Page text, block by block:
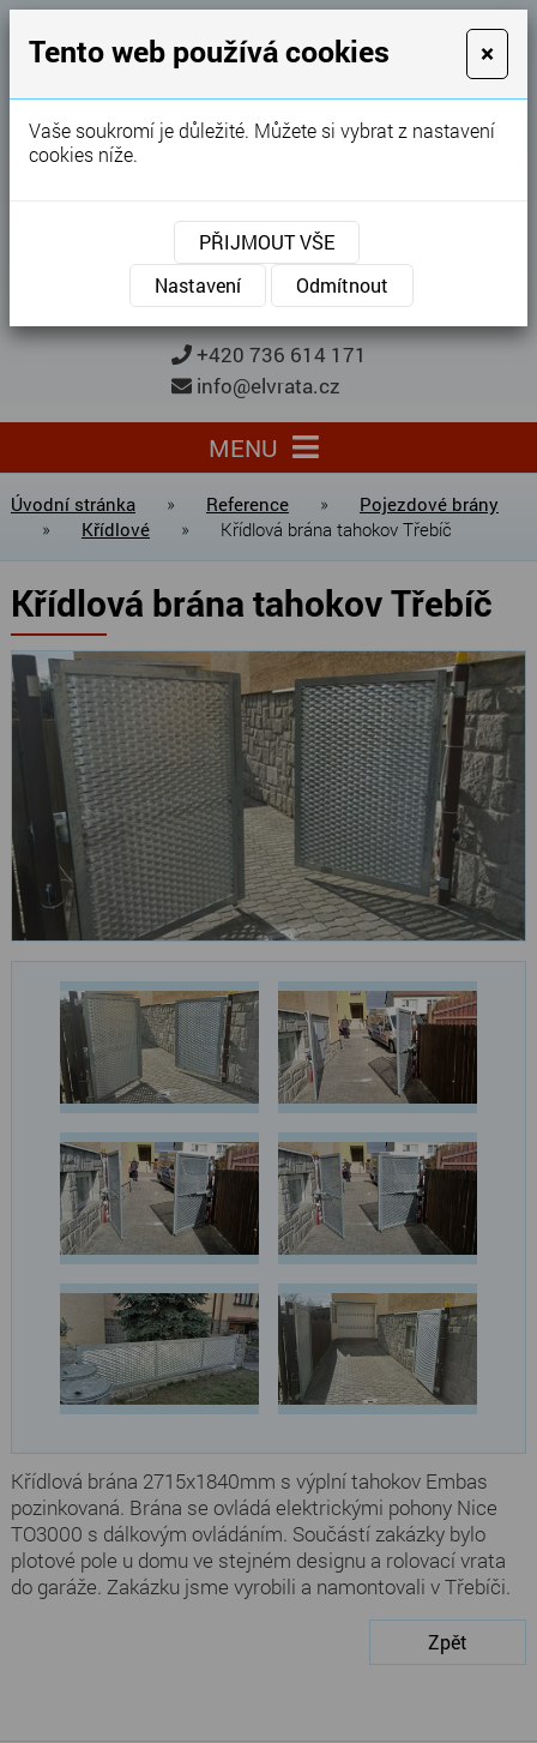
GARÁŽOVÁ VRATA
Karel Procházka
Garážová vrata, brány, ploty ...
Kontaktujte nás
KONTAKTUJTE NÁS
+420 736 614 171
info@elvrata.cz
MENU
Úvodní stránka » Reference »
Pojezdové brány
»
Křídlové » Křídlová brána tahokov Třebíč
Křídlová brána tahokov Třebíč
Křídlová brána 2715x1840mm s výplní tahokov Embas
pozinkovaná. Brána se ovládá elektrickými pohony Nice
TO3000 s dálkovým ovládáním. Součástí zakázky bylo
plotové pole u domu ve stejném designu a rolovací vrata
do garáže. Zakázku jsme vyrobili a namontovali v Třebíči.
Zpět
Tento web používá cookies ×
Vaše soukromí je důležité. Můžete si vybrat z nastavení
cookies níže.
PŘIJMOUT VŠE
Nastavení
Odmítnout